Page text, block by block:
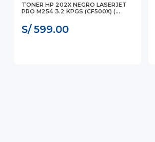
TONER HP 202X NEGRO LASERJET
PRO M254 3.2 KPGS (CF500X) (...
S/ 599.00